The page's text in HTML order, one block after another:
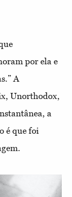
por ela e
A
Unorthodox,
a
é que foi